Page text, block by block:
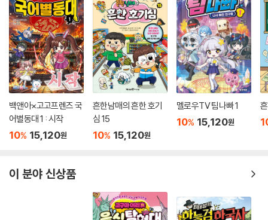
백앤아×고고프렌즈 국
어별동대 1 : 시작
10% 15,120원
흔한남매의 흔한 호기
심 15
10% 15,120원
멜로우TV 팀나빠 1
10% 15,120원
이 분야 신상품